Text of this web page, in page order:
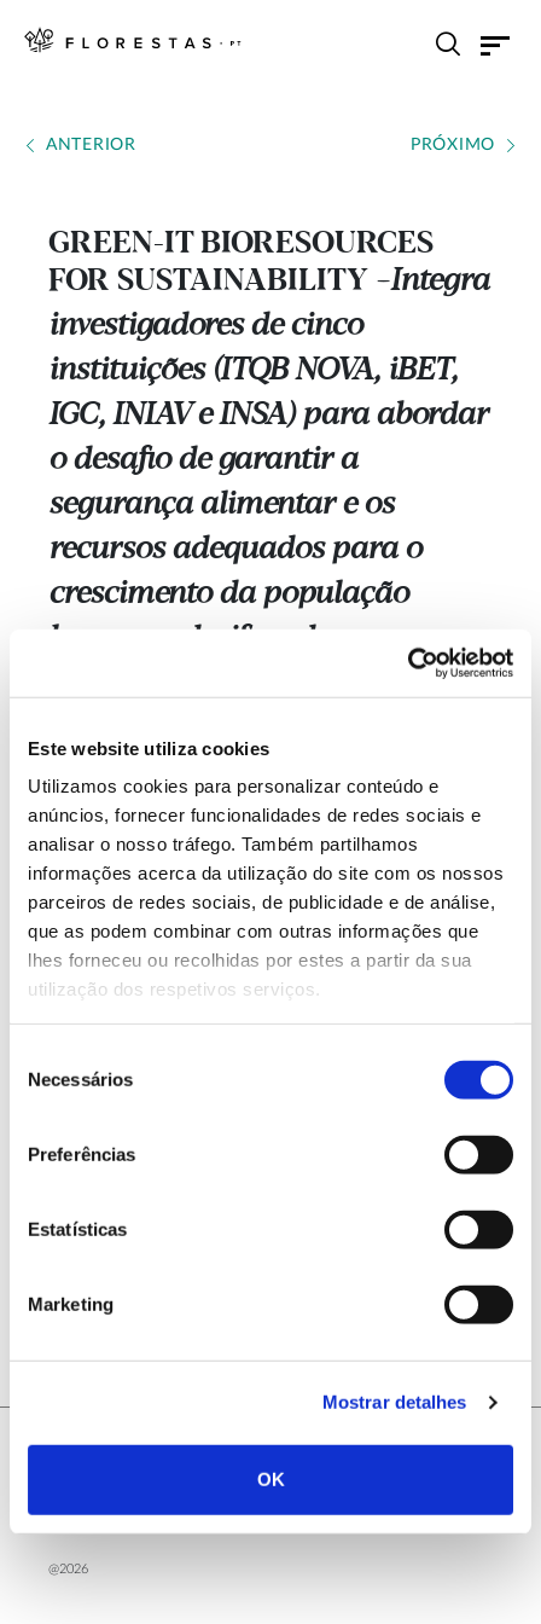
Este website utiliza cookies
Utilizamos cookies para personalizar conteúdo e
anúncios, fornecer funcionalidades de redes sociais e
analisar o nosso tráfego. Também partilhamos
informações acerca da utilização do site com os nossos
parceiros de redes sociais, de publicidade e de análise,
que as podem combinar com outras informações que
lhes forneceu ou recolhidas por estes a partir da sua
utilização dos respetivos serviços.
Necessários
Preferências
Estatísticas
Marketing
Mostrar detalhes
OK
ANTERIOR PRÓXIMO
GREEN-IT BIORESOURCES
FOR SUSTAINABILITY --- Integra
investigadores de cinco
instituições (ITQB NOVA, iBET,
IGC, INIAV e INSA) para abordar
o desafio de garantir a
segurança alimentar e os
recursos adequados para o
crescimento da população
humana, decifrando os
traduzindo o conhecimento em
inovação.
Integra investigadores de cinco instituições (ITQB
NOVA, iBET, IGC, INIAV e INSA) para abordar o
desafio de garantir a segurança alimentar e os
recursos adequados para o crescimento da
@2026